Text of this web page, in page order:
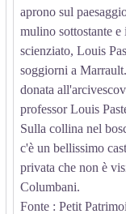
aprono sul
mulino sottostante
scienziato, Louis
soggiorni a
donata
professor Louis
Sulla collina nel
c'è un bellissimo
privata che non è
Columbani.
Fonte : Petit